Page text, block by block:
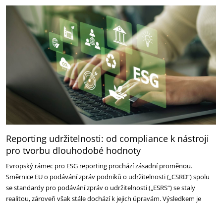
Reporting udržitelnosti: od compliance k nástroji
pro tvorbu dlouhodobé hodnoty
Evropský rámec pro ESG reporting prochází zásadní proměnou.
Směrnice EU o podávání zpráv podniků o udržitelnosti („CSRD“) spolu
se standardy pro podávání zpráv o udržitelnosti („ESRS“) se staly
realitou, zároveň však stále dochází k jejich úpravám. Výsledkem je